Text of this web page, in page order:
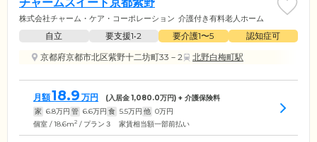
株式会社チャーム・ケア・コーポレーション 介護付き有料老人ホーム
自立 要支援1•2 要介護1〜5
認知症可
京都府京都市北区紫野十二坊町33－2
北野白梅町駅
月額18.9 万円 (入居金1,080.0万円) + 介護保険料
家 6.8万円 管 6.6万円 食 5.5万円 他 0万円
個室 / 18.6m2 / プラン３ 家賃相当額一部前払い